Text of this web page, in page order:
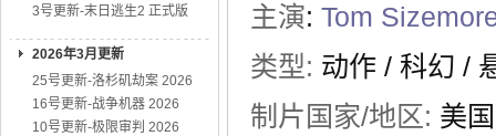
3号更新-末日逃生2 正式版
2026年3月更新
25号更新-洛杉矶劫案 2026
16号更新-战争机器 2026
10号更新-极限审判 2026
主演: Tom
类型: 动作 / 科幻 /
制片国家/地区: 美国